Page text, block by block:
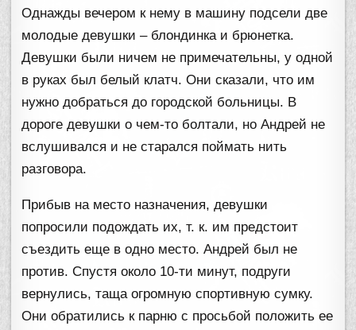
Однажды вечером к нему в машину подсели две
молодые девушки – блондинка и брюнетка.
Девушки были ничем не примечательны, у одной
в руках был белый клатч. Они сказали, что им
нужно добраться до городской больницы. В
дороге девушки о чем-то болтали, но Андрей не
вслушивался и не старался поймать нить
разговора.
Прибыв на место назначения, девушки
попросили подождать их, т. к. им предстоит
съездить еще в одно место. Андрей был не
против. Спустя около 10-ти минут, подруги
вернулись, таща огромную спортивную сумку.
Они обратились к парню с просьбой положить ее